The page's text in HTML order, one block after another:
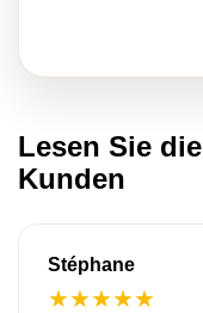
Lesen Sie
Kunden
Stéphane
★★★★★